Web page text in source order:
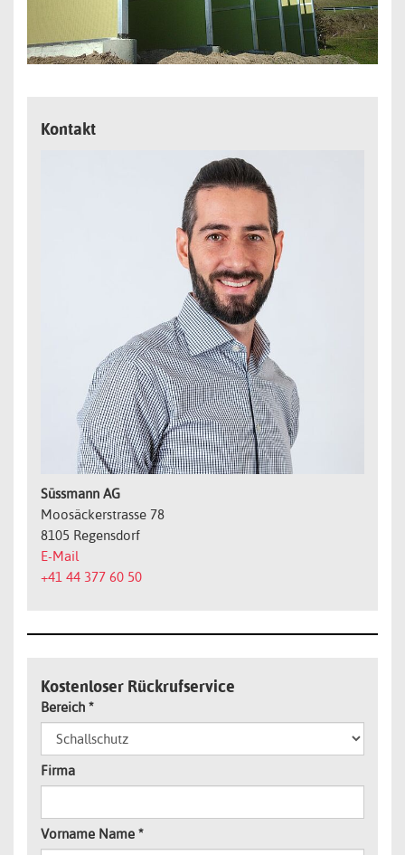
Kontakt
Süssmann AG
Moosäckerstrasse 78
8105 Regensdorf
E-Mail
+41 44 377 60 50
Kostenloser Rückrufservice
Bereich *
Firma
Vorname Name *